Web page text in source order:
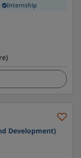
Internship
Development)